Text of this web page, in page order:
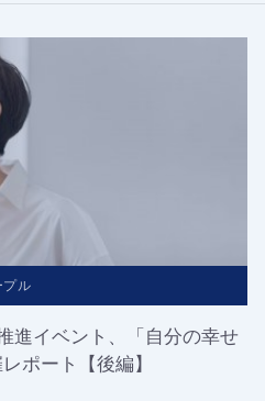
ル
進イベント、「自分の幸せ
ポート【後編】